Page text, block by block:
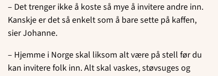
– Det trenger ikke å koste så mye å invitere andre inn.
Kanskje er det så enkelt som å bare sette på kaffen,
sier Johanne.
– Hjemme i Norge skal liksom alt være på stell før du
kan invitere folk inn. Alt skal vaskes, støvsuges og